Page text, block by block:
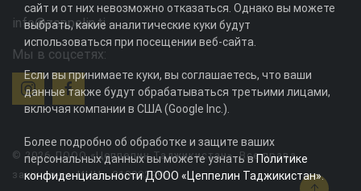
info@zeppelin.tj
Мы в соцсетях:
© 2026 ДООО «Цеппелин Таджикистан». Все права
защищены. ИНН - 010082996
сайт и от них невозможно отказаться. Однако вы можете
выбрать, какие аналитические куки будут
использоваться при посещении веб-сайта.
Если вы принимаете куки, вы соглашаетесь, что ваши
данные также будут обрабатываться третьими лицами,
включая компании в США (Google Inc.).
Более подробно об обработке и защите ваших
персональных данных вы можете узнать вПолитике
конфиденциальности ДООО «Цеппелин Таджикистан».